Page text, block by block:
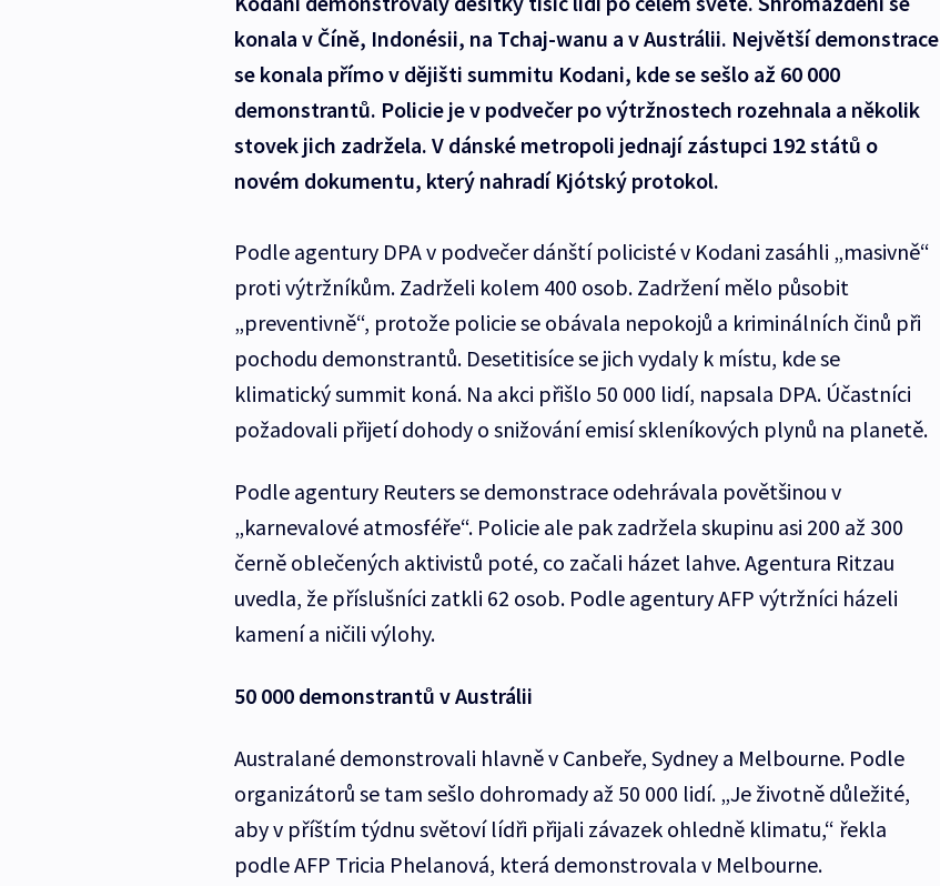
konala v Číně, Indonésii, na Tchaj-wanu a v Austrálii. Největší demonstrace
se konala přímo v dějišti summitu Kodani, kde se sešlo až 60 000
demonstrantů. Policie je v podvečer po výtržnostech rozehnala a několik
stovek jich zadržela. V dánské metropoli jednají zástupci 192 států o
novém dokumentu, který nahradí Kjótský protokol.
Podle agentury DPA v podvečer dánští policisté v Kodani zasáhli „masivně“
proti výtržníkům. Zadrželi kolem 400 osob. Zadržení mělo působit
„preventivně“, protože policie se obávala nepokojů a kriminálních činů při
pochodu demonstrantů. Desetitisíce se jich vydaly k místu, kde se
klimatický summit koná. Na akci přišlo 50 000 lidí, napsala DPA. Účastníci
požadovali přijetí dohody o snižování emisí skleníkových plynů na planetě.
Podle agentury Reuters se demonstrace odehrávala povětšinou v
„karnevalové atmosféře“. Policie ale pak zadržela skupinu asi 200 až 300
černě oblečených aktivistů poté, co začali házet lahve. Agentura Ritzau
uvedla, že příslušníci zatkli 62 osob. Podle agentury AFP výtržníci házeli
kamení a ničili výlohy.
50 000 demonstrantů v Austrálii
Australané demonstrovali hlavně v Canbeře, Sydney a Melbourne. Podle
organizátorů se tam sešlo dohromady až 50 000 lidí. „Je životně důležité,
aby v příštím týdnu světoví lídři přijali závazek ohledně klimatu,“ řekla
podle AFP Tricia Phelanová, která demonstrovala v Melbourne.